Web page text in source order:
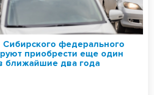
Сибирского федерального
приобрести еще один
ближайшие два года